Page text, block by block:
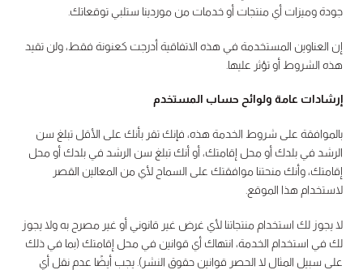
جودة وميزات أي منتجات أو خدمات من موردينا ستلبي توقعاتك.
إن العناوين المستخدمة في هذه الاتفاقية أدرجت كعنونة فقط، ولن تقيد
هذه الشروط أو تؤثر عليها.
إرشادات عامة ولوائح حساب المستخدم
بالموافقة على شروط الخدمة هذه، فإنك تقر بأنك على الأقل تبلغ سن
الرشد في بلدك أو محل إقامتك، أو أنك تبلغ سن الرشد في بلدك أو محل
إقامتك، وأنك منحتنا موافقتك على السماح لأي من المعالين القصر
لاستخدام هذا الموقع.
لا يجوز لك استخدام منتجاتنا لأي غرض غير قانوني أو غير مصرح به ولا يجوز
لك في استخدام الخدمة، انتهاك أي قوانين في محل إقامتك (بما في ذلك
على سبيل المثال لا الحصر قوانين حقوق النشر). يجب أيضًا عدم نقل أي